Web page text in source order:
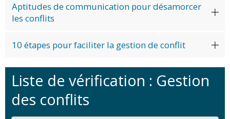
Aptitudes de communication pour désamorcer
les conflits
10 étapes pour faciliter la gestion de conflit
Liste de vérification : Gestion
des conflits